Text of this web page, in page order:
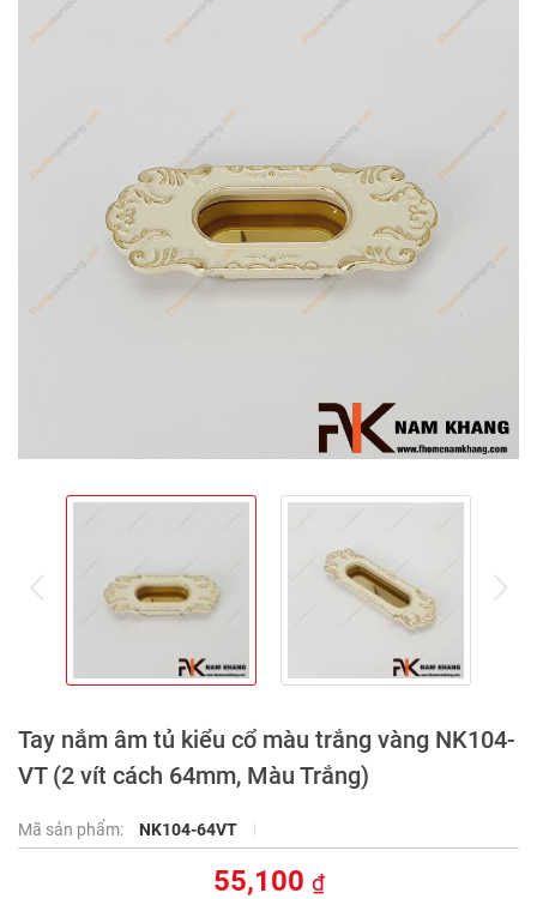
Tay nắm âm tủ kiểu cổ màu trắng vàng NK104-
VT (2 vít cách 64mm, Màu Trắng)
Mã sản phẩm: NK104-64VT
55,100 ₫